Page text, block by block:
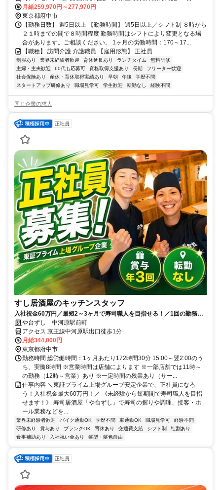
所 東京都 府中市 本宿町1-24-4(GHのみ1-24-6) ■アクセス 南武線西府
駅 徒歩8分 京王線分倍河原駅 徒歩10分
月給259,970円～277,970円
東京都府中市
【勤務日数】 週5日以上 【勤務時間】 週5日以上／シフト制 ８時から
２１時までの間で８時間程度 勤務時間はシフトにより変更となる場
合があります。ご相談ください。 1ヶ月の労働時間：170～17...
【職種】 訪問介護 介護職員 【雇用形態】 正社員
制服あり 業界未経験者歓迎 育休延長あり ランチタイム
無料研修
主婦・主夫歓迎
60代も応募可 資格取得支援あり 長期
フリーター歓迎
社会保険あり
産休・育休取得実績あり 早朝 午後
学歴不問
スタートアップ研修あり
職場見学可 学生歓迎 転勤なし 経験不問
同じ企業の求人
正社員
すし居酒屋のキッチンスタッフ
入社祝金60万円／最短2～3ヶ月で寿司職人を目指せる！／1回の勤務で1
食無料のまかないあり
や台ずし 中河原駅前町
アクセス 京王線中河原駅出口徒歩1分
月給344,000円
東京都府中市
勤務時間 総労働時間：1ヶ月あたり172時間30分 15:00～翌2:00のう
ち、実働8時間 ※営業時間は店舗によります ※一部店舗では11時～
の勤務（12時～営業）あり ※一定時間の残業あり（サー...
仕事内容 ＼東証プライム上場グループ安定企業で、正社員になろ
う！入社祝金最大60万円！／ 《未経験から短期間で寿司職人を目指
せます！》 寿司居酒屋「や台ずし」で寿司の握りや調理、接客・ホ
ール業務などを...
業界未経験者歓迎 バイク通勤OK 学歴不問 車通勤OK 職場見学可
経験不問
研修あり
賞与あり ブランクOK 育休あり 交通費支給 シフト制
社割あり
食事補助あり
入社祝い金あり 髪型・髪色自由
正社員